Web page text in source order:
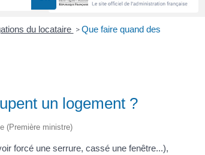
du locataire > Que faire quand des
un logement ?
(Première ministre)
forcé une serrure, cassé une fenêtre...),